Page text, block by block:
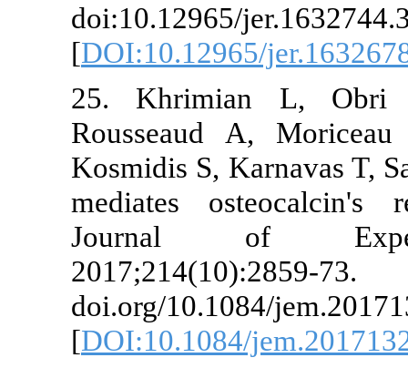
doi:10.12965/
[
25.
Rousseaud
Kosmidis S,
mediates
Journal
doi.org/
[